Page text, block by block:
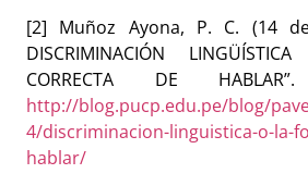
[2] Muñoz Ayona, P. C. (14
DISCRIMINACIÓN
CORRECTA DE
http://blog.pucp.edu.pe/blog/
4/discriminacion-linguistica-o-la-
hablar/